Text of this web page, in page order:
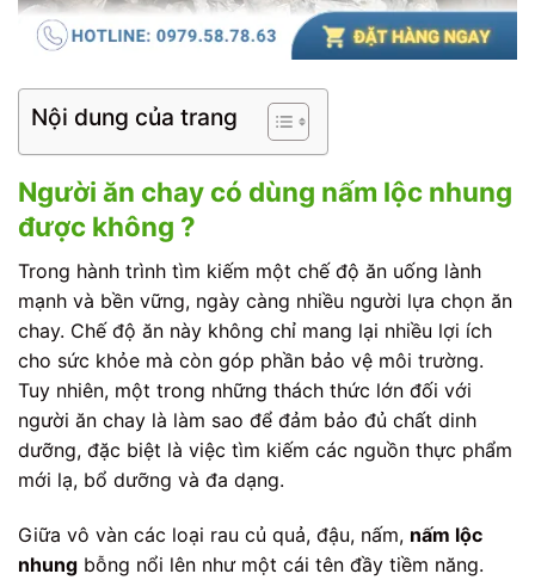
Nội dung của trang
Người ăn chay có dùng nấm lộc nhung
được không ?
Trong hành trình tìm kiếm một chế độ ăn uống lành
mạnh và bền vững, ngày càng nhiều người lựa chọn ăn
chay. Chế độ ăn này không chỉ mang lại nhiều lợi ích
cho sức khỏe mà còn góp phần bảo vệ môi trường.
Tuy nhiên, một trong những thách thức lớn đối với
người ăn chay là làm sao để đảm bảo đủ chất dinh
dưỡng, đặc biệt là việc tìm kiếm các nguồn thực phẩm
mới lạ, bổ dưỡng và đa dạng.
Giữa vô vàn các loại rau củ quả, đậu, nấm, nấm lộc
nhung bỗng nổi lên như một cái tên đầy tiềm năng.